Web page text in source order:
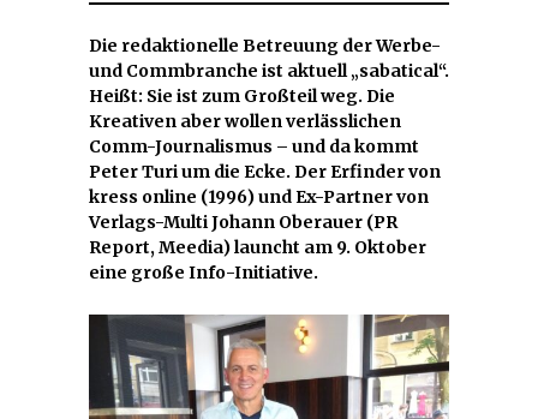
Die redaktionelle Betreuung der Werbe-
und Commbranche ist aktuell „sabatical“.
Heißt: Sie ist zum Großteil weg. Die
Kreativen aber wollen verlässlichen
Comm-Journalismus – und da kommt
Peter Turi um die Ecke. Der Erfinder von
kress online (1996) und Ex-Partner von
Verlags-Multi Johann Oberauer (PR
Report, Meedia) launcht am 9. Oktober
eine große Info-Initiative.